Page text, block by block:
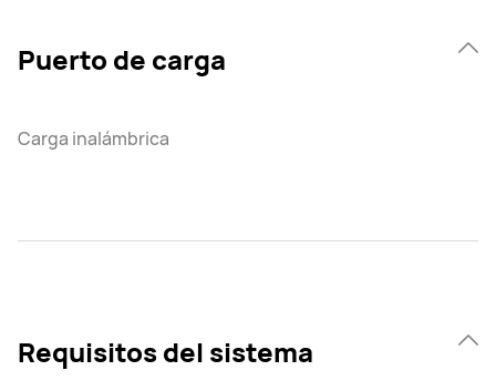
Puerto de carga
Carga inalámbrica
Requisitos del sistema